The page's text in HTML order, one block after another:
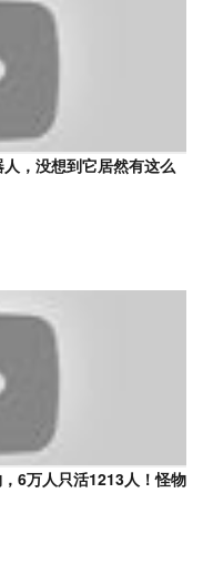
人，没想到它居然有这么
6万人只活1213人！怪物